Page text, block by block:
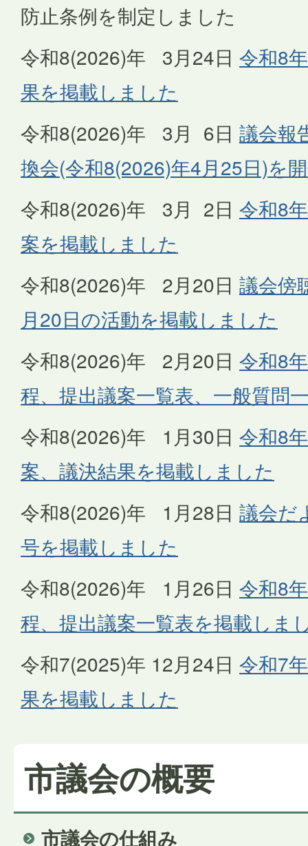
防止条例を制定しました
令和8(2026)年 3月24日 令和8
果を掲載しました
令和8(2026)年 3月 6日 議会報
換会(令和8(2026)年4月25日)を
令和8(2026)年 3月 2日 令和8
案を掲載しました
令和8(2026)年 2月20日 議会傍
月20日の活動を掲載しました
令和8(2026)年 2月20日 令和8
程、提出議案一覧表、一般質問
令和8(2026)年 1月30日 令和8
案、議決結果を掲載しました
令和8(2026)年 1月28日 議会だ
号を掲載しました
令和8(2026)年 1月26日 令和8
程、提出議案一覧表を掲載しま
令和7(2025)年 12月24日 令和7
果を掲載しました
市議会の概要
市議会の仕組み